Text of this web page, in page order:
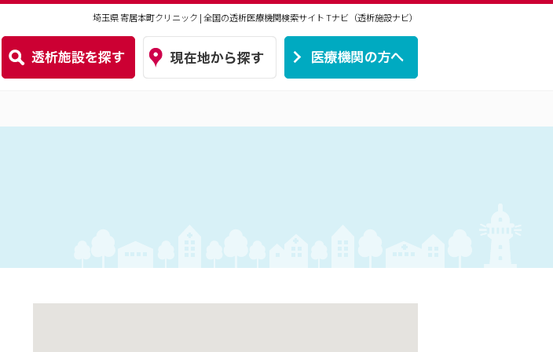
埼玉県 寄居本町クリニック | 全国の透析医療機関検索サイトTナビ（透析施設ナビ）